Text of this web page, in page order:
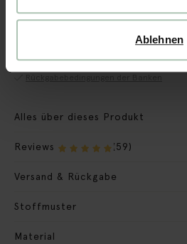
Ablehnen
CBW-Garantie
Wir machen die Bank einsatzbereit
Alles über dieses Produkt
Reviews (59)
Versand & Rückgabe
Stoffmuster
Material